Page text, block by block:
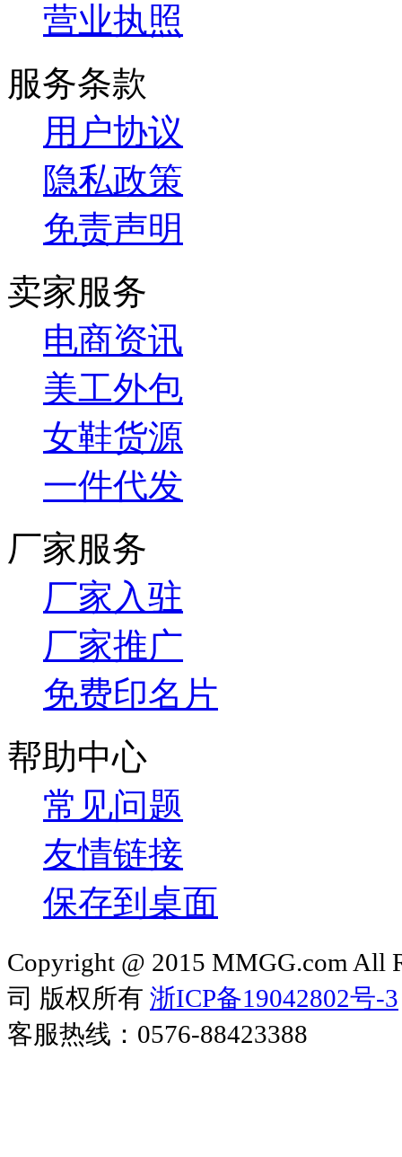
营业执照
服务条款
用户协议
隐私政策
免责声明
卖家服务
电商资讯
美工外包
女鞋货源
一件代发
厂家服务
厂家入驻
厂家推广
免费印名片
帮助中心
常见问题
友情链接
保存到桌面
Copyright @ 2015 MMGG.com All
司 版权所有 浙ICP备19042802号-3
客服热线：0576-88423388